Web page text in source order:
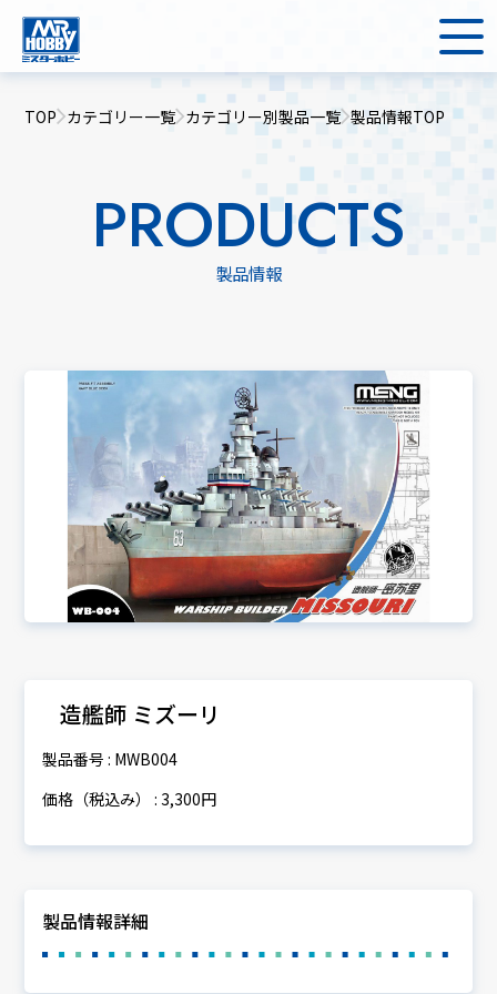
TOP カテゴリー一覧 カテゴリー別製品一覧 製品情報TOP
PRODUCTS
製品情報
造艦師 ミズーリ
製品番号 : MWB004
価格（税込み） : 3,300円
製品情報詳細